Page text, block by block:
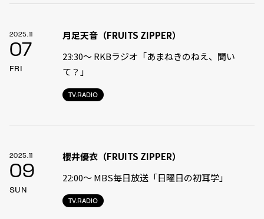
2025.11
07
FRI
TV.RADIO
月足天音（FRUITS ZIPPER）
23:30〜 RKBラジオ「あまねきのねえ、聞い
て？」
2025.11
09
SUN
TV.RADIO
櫻井優衣（FRUITS ZIPPER）
22:00〜 MBS毎日放送「日曜日の初耳学」